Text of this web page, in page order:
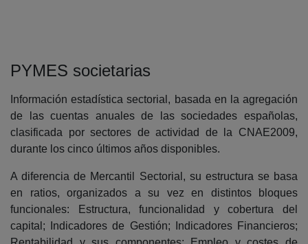
PYMES societarias
Información estadística sectorial, basada en la agregación
de las cuentas anuales de las sociedades españolas,
clasificada por sectores de actividad de la CNAE2009,
durante los cinco últimos años disponibles.
A diferencia de Mercantil Sectorial, su estructura se basa
en ratios, organizados a su vez en distintos bloques
funcionales: Estructura, funcionalidad y cobertura del
capital; Indicadores de Gestión; Indicadores Financieros;